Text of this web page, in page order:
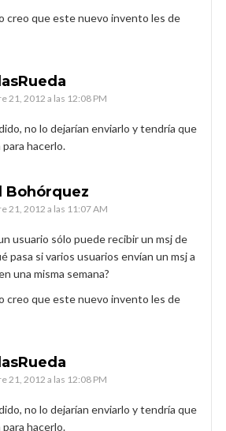
creo que este nuevo invento les de
21, 2012 a las 12:08 PM
no lo dejarían enviarlo y tendría que
hacerlo.
Bohórquez
21, 2012 a las 11:07 AM
usuario sólo puede recibir un msj de
pasa si varios usuarios envían un msj a
una misma semana?
creo que este nuevo invento les de
21, 2012 a las 12:08 PM
no lo dejarían enviarlo y tendría que
hacerlo.